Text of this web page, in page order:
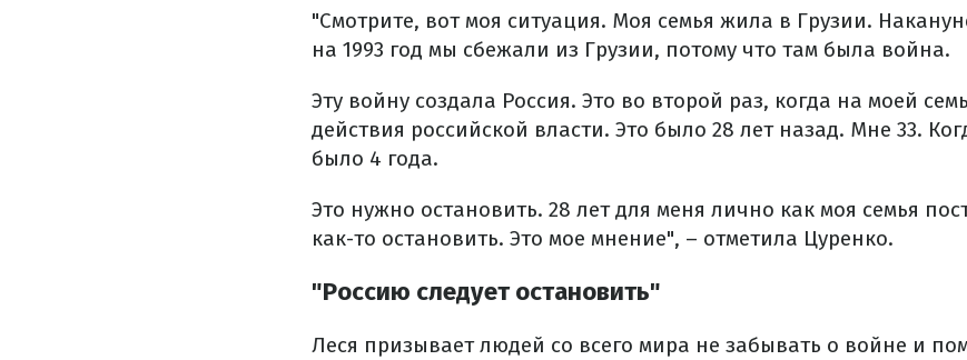
"Смотрите, вот моя ситуация. Моя семья жила в Грузии.
на 1993 год мы сбежали из Грузии, потому что там была война.
Эту войну создала Россия. Это во второй раз, когда на моей
действия российской власти. Это было 28 лет назад. Мне 33.
было 4 года.
Это нужно остановить. 28 лет для меня лично как моя семья
как-то остановить. Это мое мнение", – отметила Цуренко.
"Россию следует остановить"
Леся призывает людей со всего мира не забывать о войне и